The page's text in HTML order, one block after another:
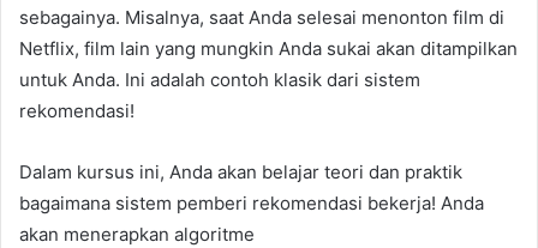
sebagainya. Misalnya, saat Anda selesai menonton film di
Netflix, film lain yang mungkin Anda sukai akan ditampilkan
untuk Anda. Ini adalah contoh klasik dari sistem
rekomendasi!
Dalam kursus ini, Anda akan belajar teori dan praktik
bagaimana sistem pemberi rekomendasi bekerja! Anda
akan menerapkan algoritme